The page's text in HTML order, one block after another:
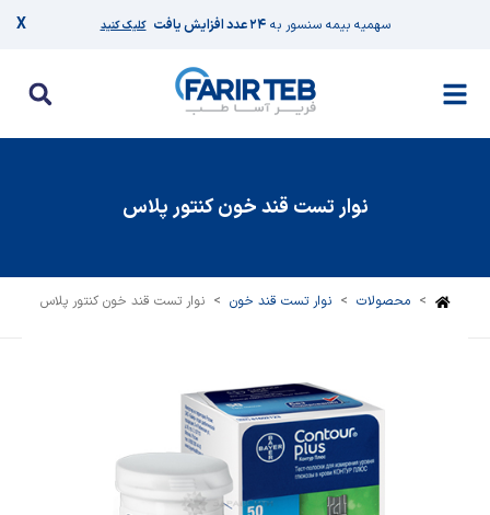
سهمیه بیمه سنسور به۲۴ عدد افزایش یافت کلیک کنید X
نوار تست قند خون کنتور پلاس
>محصولات >نوار تست قند خون >نوار تست قند خون کنتور پلاس